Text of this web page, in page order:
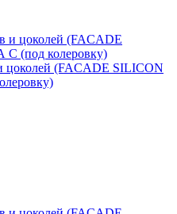
цоколей (FACADE SILICON